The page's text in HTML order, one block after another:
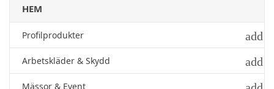
HEM
Profilprodukter add
Arbetskläder & Skydd add
Mässor & Event